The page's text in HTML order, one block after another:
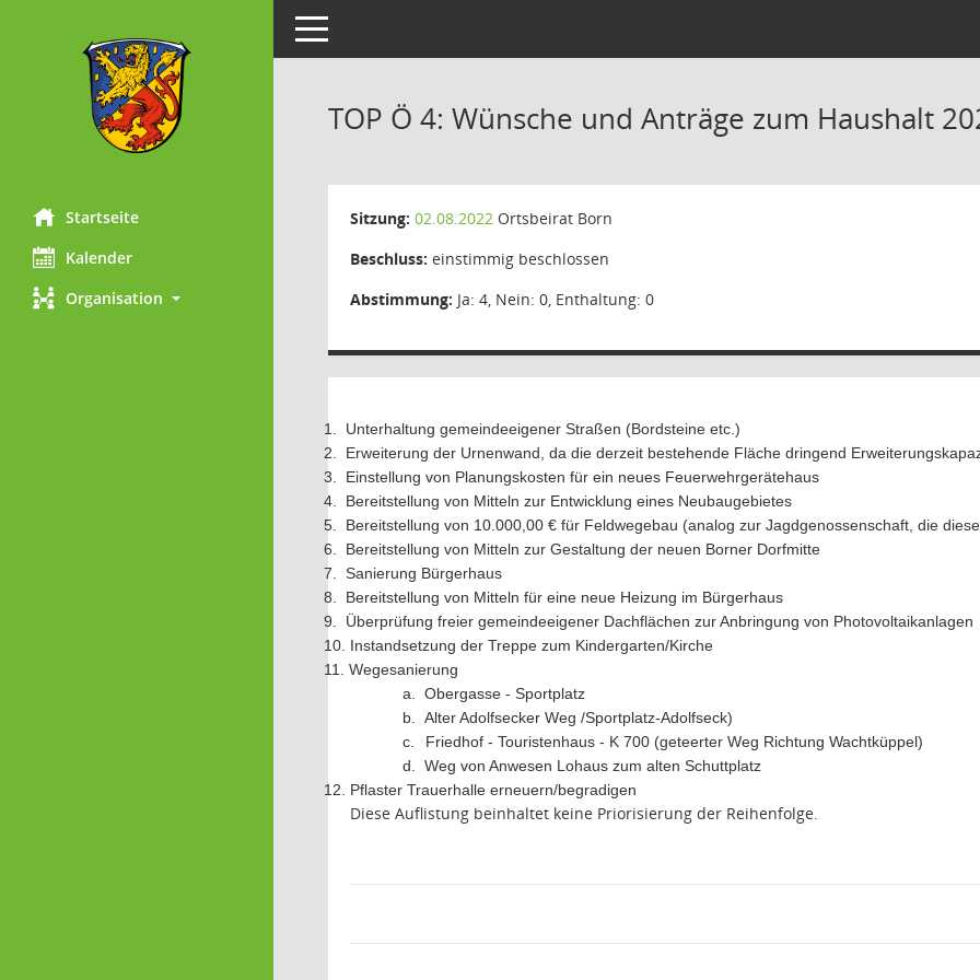
Startseite
Kalender
Organisation
Toggle navigation
TOP Ö 4: Wünsche und Anträge zum Haushalt
Sitzung: 02.08.2022 Ortsbeirat Born
Beschluss: einstimmig beschlossen
Abstimmung: Ja: 4, Nein: 0, Enthaltung: 0
1.
Unterhaltung gemeindeeigener Straßen (Bordsteine etc.)
2.
Erweiterung der Urnenwand, da die derzeit bestehende Fläche dringend
3.
Einstellung von Planungskosten für ein neues Feuerwehrgerätehaus
4.
Bereitstellung von Mitteln zur Entwicklung eines Neubaugebietes
5.
Bereitstellung von 10.000,00 € für Feldwegebau (analog zur Jagdgenossenschaft, die
6.
Bereitstellung von Mitteln zur Gestaltung der neuen Borner Dorfmitte
7.
Sanierung Bürgerhaus
8.
Bereitstellung von Mitteln für eine neue Heizung im Bürgerhaus
9.
Überprüfung freier gemeindeeigener Dachflächen zur Anbringung von Photovoltaikanlagen
10. Instandsetzung der Treppe zum Kindergarten/Kirche
11.
Wegesanierung
a.
Obergasse - Sportplatz
b.
Alter Adolfsecker Weg /Sportplatz-Adolfseck)
c.
Friedhof - Touristenhaus - K 700 (geteerter Weg Richtung Wachtküppel)
d.
Weg von Anwesen Lohaus zum alten Schuttplatz
12.
Pflaster Trauerhalle erneuern/begradigen
Diese Auflistung beinhaltet keine Priorisierung der Reihenfolge.